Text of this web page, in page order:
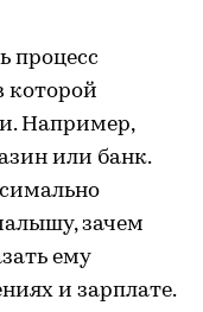
процесс
которой
Например,
или банк.
зачем
ему
и зарплате.